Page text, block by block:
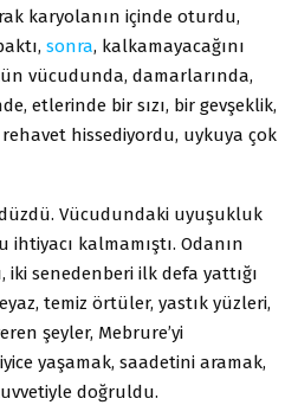
karyolanın içinde oturdu,
sonra, kalkamayacağını
vücudunda, damarlarında,
etlerinde bir sızı, bir gevşeklik,
hissediyordu, uykuya çok
Vücudundaki uyuşukluk
kalmamıştı. Odanın
senedenberi ilk defa yattığı
temiz örtüler, yastık yüzleri,
şeyler, Mebrure’yi
yaşamak, saadetini aramak,
doğruldu.